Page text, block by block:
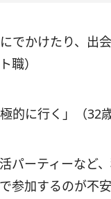
でかけたり、出
職）
的に行く」（32
パーティーなど
参加するのが不